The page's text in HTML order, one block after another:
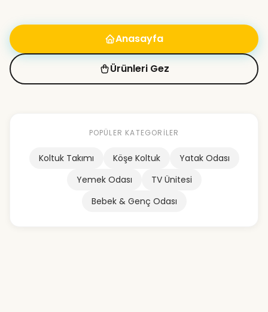
Anasayfa
Ürünleri Gez
POPÜLER KATEGORILER
Koltuk Takımı Köşe Koltuk
Yatak Odası
Yemek Odası
TV Ünitesi
Bebek & Genç Odası